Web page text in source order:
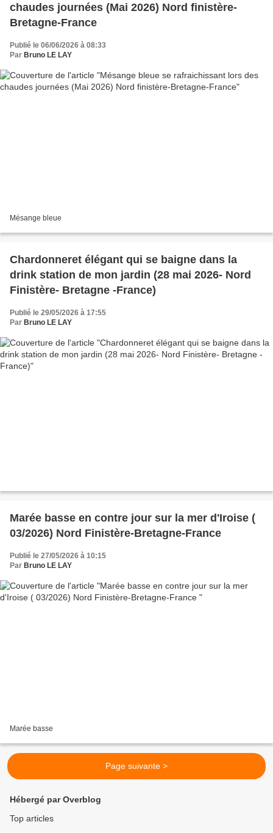
chaudes journées (Mai 2026) Nord finistère-
Bretagne-France
Publié le 06/06/2026 à 08:33
Par Bruno LE LAY
Mésange bleue
Chardonneret élégant qui se baigne dans la
drink station de mon jardin (28 mai 2026- Nord
Finistère- Bretagne -France)
Publié le 29/05/2026 à 17:55
Par Bruno LE LAY
Marée basse en contre jour sur la mer d'Iroise (
03/2026) Nord Finistère-Bretagne-France
Publié le 27/05/2026 à 10:15
Par Bruno LE LAY
Marée basse
Page suivante >
Hébergé par Overblog
Top articles